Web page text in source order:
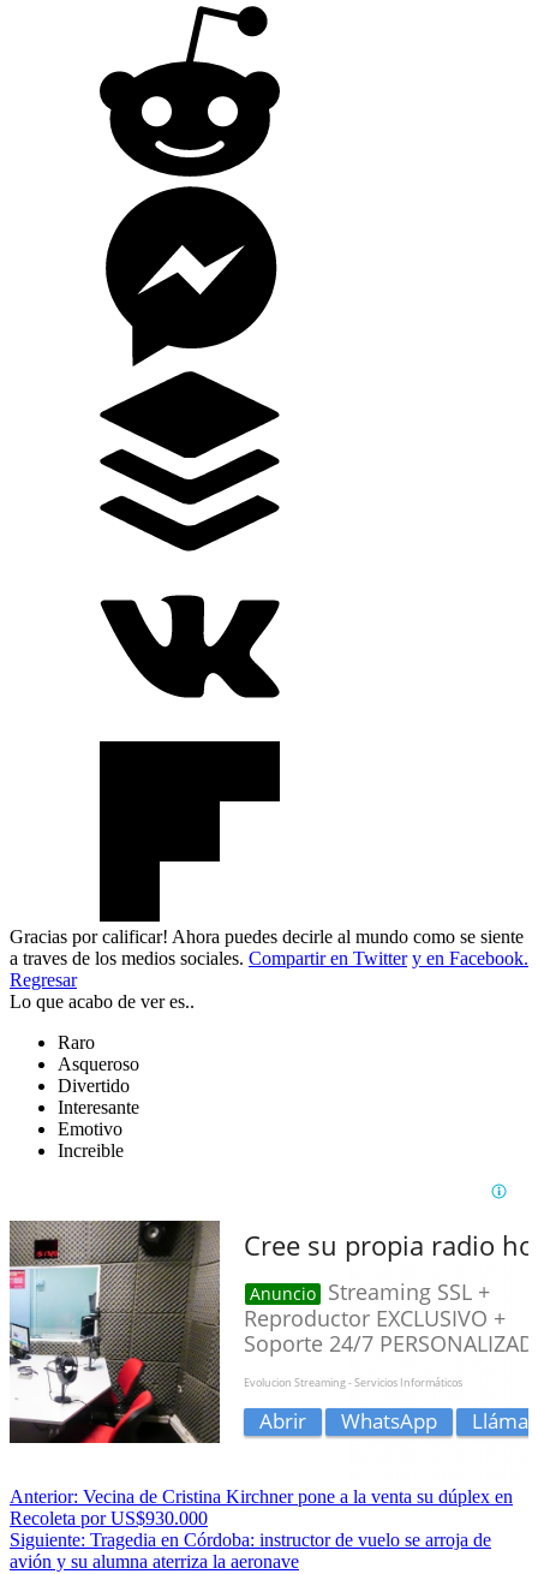
Gracias por calificar! Ahora puedes decirle al mundo como se siente
a traves de los medios sociales. Compartir en Twitter y en Facebook.
Regresar
Lo que acabo de ver es..
Raro
Asqueroso
Divertido
Interesante
Emotivo
Increible
Anterior: Vecina de Cristina Kirchner pone a la venta su dúplex en
Recoleta por US$930.000
Siguiente: Tragedia en Córdoba: instructor de vuelo se arroja de
avión y su alumna aterriza la aeronave